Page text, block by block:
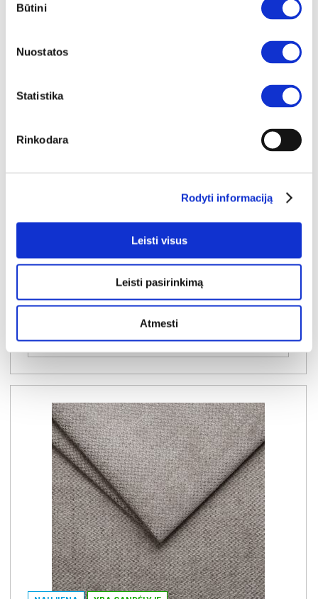
pasirinkimas
Būtini
Nuostatos
Statistika
Rinkodara
Rodyti informaciją
Leisti visus
Leisti pasirinkimą
Atmesti
460€
Skirtumas tarp užsakomų ir sandėlyje
- 31€
Kaina galioja sandėlyje esančioms prekėms
429€
Į krepšelį